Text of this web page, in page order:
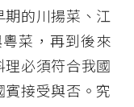
的川揚菜、江
菜，再到後來
必須符合我國
接受與否。究